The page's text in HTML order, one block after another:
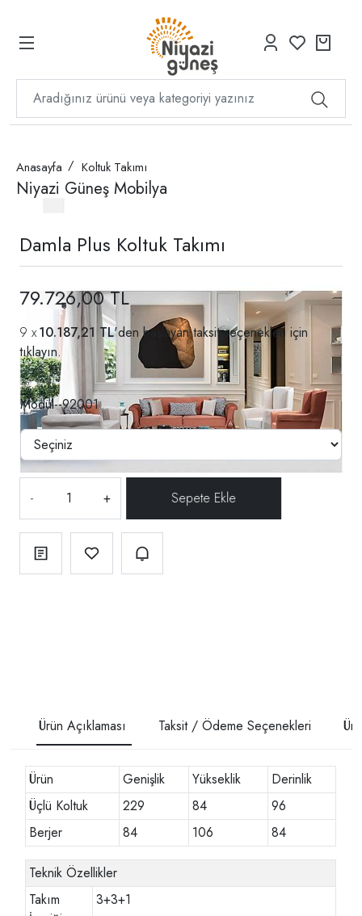
Anasayfa Koltuk Takımı
Niyazi Güneş Mobilya
Damla Plus Koltuk Takımı
79.726,00 TL
10.187,21 TL'den başlayan taksit seçenekleri için
tıklayın.
Modül--92001
- +
Ürün Açıklaması Taksit / Ödeme Seçenekleri
Ürün Genişlik Yükseklik
Derinlik
Üçlü Koltuk
229 84
96
Berjer
84 106 84
Teknik Özellikler
Takım
3+3+1